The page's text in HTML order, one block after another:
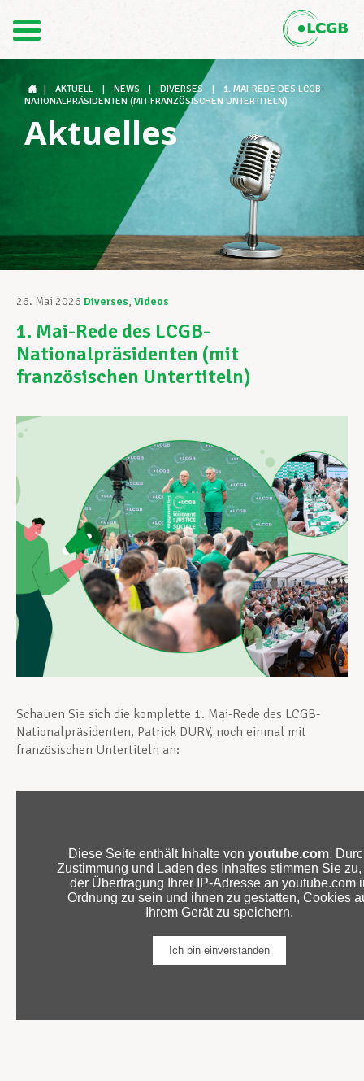
FR
Der LCGB
Gewerkschaftsstrukturen
Unterstützung im Arbeitsalltag
Ihre Rechte
Berufliche Weiterentwicklung
Mitglied werden
Aktuell
AKTUELL NEWS DIVERSES
1. MAI-REDE DES LCGB-
NATIONALPRÄSIDENTEN (MIT FRANZÖSISCHEN UNTERTITELN)
Aktuelles
26. Mai 2026 Diverses, Videos
1. Mai-Rede des LCGB-
Nationalpräsidenten (mit
französischen Untertiteln)
Schauen Sie sich die komplette 1. Mai-Rede des LCGB-
Nationalpräsidenten, Patrick DURY, noch einmal mit
französischen Untertiteln an: